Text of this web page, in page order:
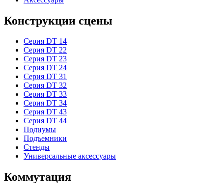
Конструкции сцены
Серия DT 14
Серия DT 22
Серия DT 23
Серия DT 24
Серия DT 31
Серия DT 32
Серия DT 33
Серия DT 34
Серия DT 43
Серия DT 44
Подиумы
Подъемники
Стенды
Универсальные аксессуары
Коммутация